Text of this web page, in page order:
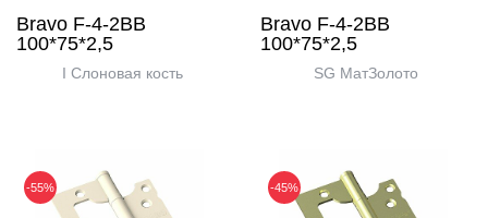
Bravo F-4-2BB
100*75*2,5
I Слоновая кость
-55%
Bravo F-4-2BB
100*75*2,5
SG МатЗолото
-45%